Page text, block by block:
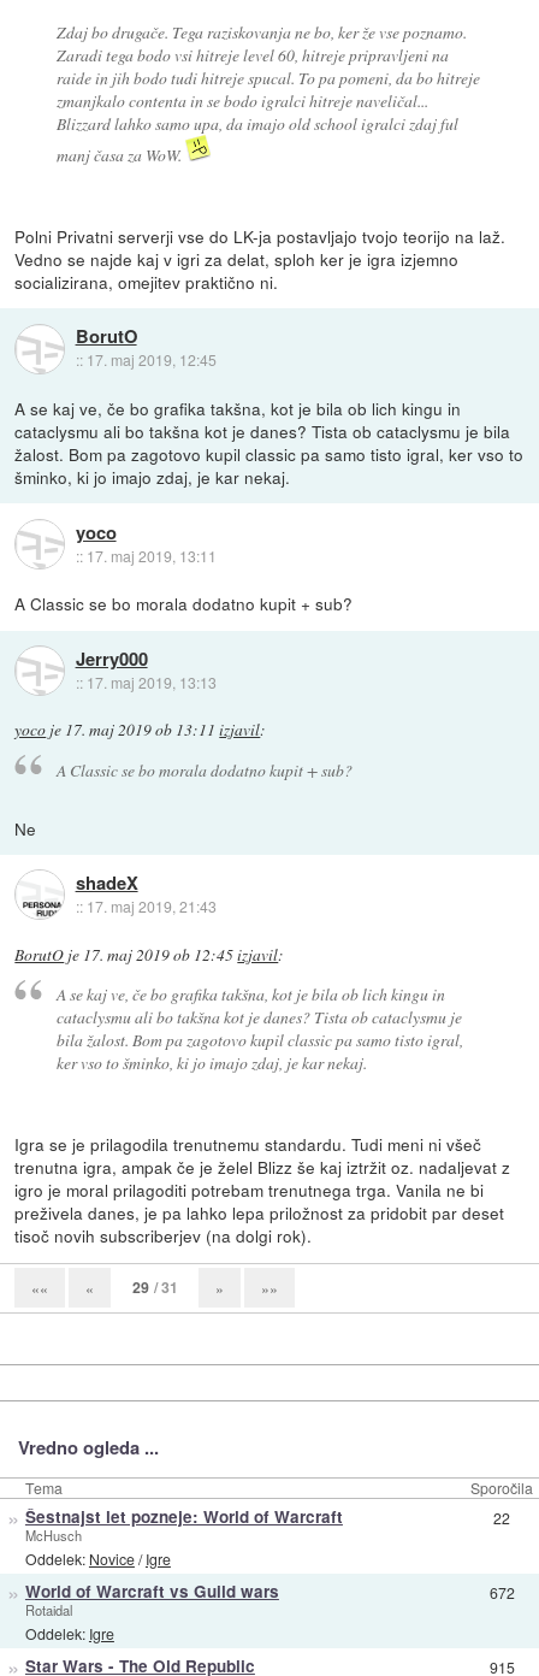
Zdaj bo drugače. Tega raziskovanja ne bo, ker že vse poznamo.
Zaradi tega bodo vsi hitreje level 60, hitreje pripravljeni na
raide in jih bodo tudi hitreje spucal. To pa pomeni, da bo hitreje
zmanjkalo contenta in se bodo igralci hitreje naveličal...
Blizzard lahko samo upa, da imajo old school igralci zdaj ful
manj časa za WoW.
Polni Privatni serverji vse do LK-ja postavljajo tvojo teorijo na laž.
Vedno se najde kaj v igri za delat, sploh ker je igra izjemno
socializirana, omejitev praktično ni.
BorutO
:: 17. maj 2019, 12:45
A se kaj ve, če bo grafika takšna, kot je bila ob lich kingu in
cataclysmu ali bo takšna kot je danes? Tista ob cataclysmu je bila
žalost. Bom pa zagotovo kupil classic pa samo tisto igral, ker vso to
šminko, ki jo imajo zdaj, je kar nekaj.
yoco
:: 17. maj 2019, 13:11
A Classic se bo morala dodatno kupit + sub?
Jerry000
:: 17. maj 2019, 13:13
yoco je 17. maj 2019 ob 13:11 izjavil:
A Classic se bo morala dodatno kupit + sub?
Ne
shadeX
:: 17. maj 2019, 21:43
BorutO je 17. maj 2019 ob 12:45izjavil:
A se kaj ve, če bo grafika takšna, kot je bila ob lich kingu in
cataclysmu ali bo takšna kot je danes? Tista ob cataclysmu je
bila žalost. Bom pa zagotovo kupil classic pa samo tisto igral,
ker vso to šminko, ki jo imajo zdaj, je kar nekaj.
Igra se je prilagodila trenutnemu standardu. Tudi meni ni všeč
trenutna igra, ampak če je želel Blizz še kaj iztržit oz. nadaljevat z
igro je moral prilagoditi potrebam trenutnega trga. Vanila ne bi
preživela danes, je pa lahko lepa priložnost za pridobit par deset
tisoč novih subscriberjev (na dolgi rok).
«« « 29 / 31 » »»
Vredno ogleda ...
Tema Sporočila
» Šestnajst let pozneje: World of Warcraft
McHusch
Oddelek: Novice/Igre
22
» World of Warcraft vs Guild wars
Rotaidal
Oddelek: Igre
672
» Star Wars - The Old Republic 915